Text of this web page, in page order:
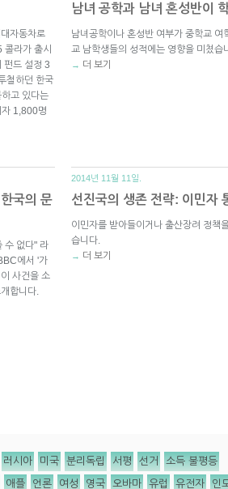
자동차로
라가 출시
펀드 설정 3
철하던 한국
고 있다는
자 1,800명
남녀 공학과 남녀 혼성반이
남녀공학이나 혼성반 여부가 중학교
교 남학생들의 성적에는 영향을 미쳤습
→ 더 보기
국의 문
수 없다" 라
에서 '가
사건을 소
합니다.
2014년 11월 11일.
선진국의 생존 전략: 이민자
이민자를 받아들이거나 출산장려 정책
습니다.
→ 더 보기
러시아 미국 분리독립 서평 선거 소득 불평등
애플 언론 여성 영국 오바마 유럽 유전자 인